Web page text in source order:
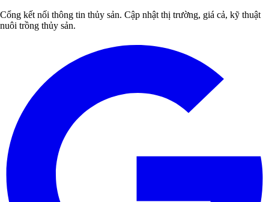
Cổng kết nối thông tin thủy sản. Cập nhật thị trường, giá cả, kỹ thuật
nuôi trồng thủy sản.